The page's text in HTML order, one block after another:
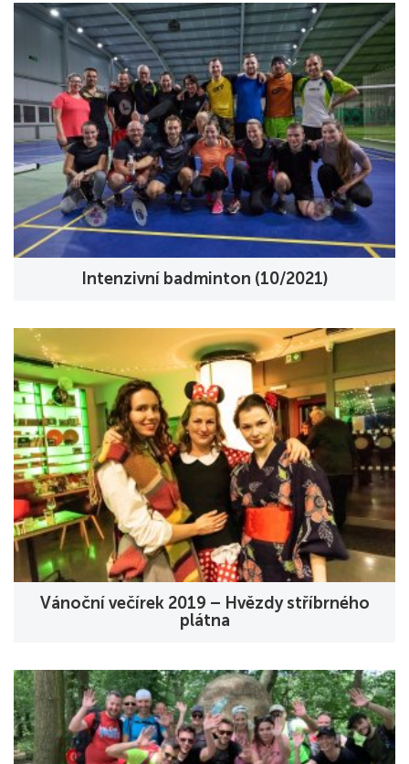
Intenzivní badminton (10/2021)
Vánoční večírek 2019 – Hvězdy stříbrného
plátna